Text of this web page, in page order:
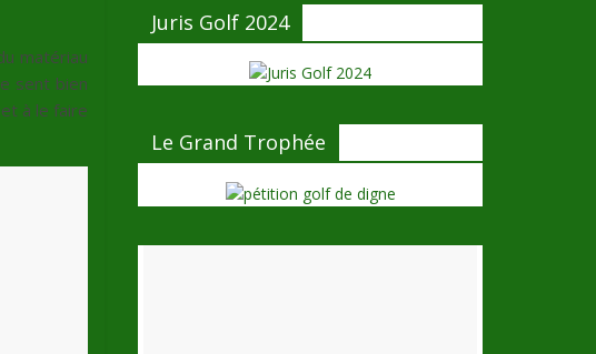
matériau
sent bien
à le faire
Juris Golf 2024
Le Grand Trophée